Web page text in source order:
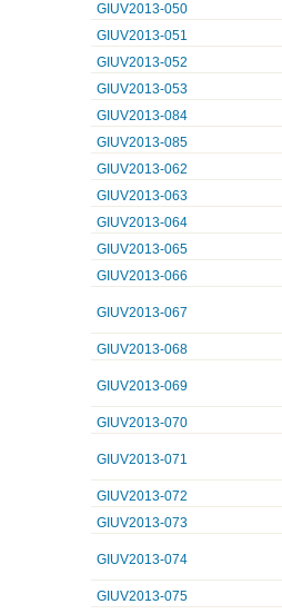
GIUV2013-050
GIUV2013-051
GIUV2013-052
GIUV2013-053
GIUV2013-084
GIUV2013-085
GIUV2013-062
GIUV2013-063
GIUV2013-064
GIUV2013-065
GIUV2013-066
GIUV2013-067
GIUV2013-068
GIUV2013-069
GIUV2013-070
GIUV2013-071
GIUV2013-072
GIUV2013-073
GIUV2013-074
GIUV2013-075